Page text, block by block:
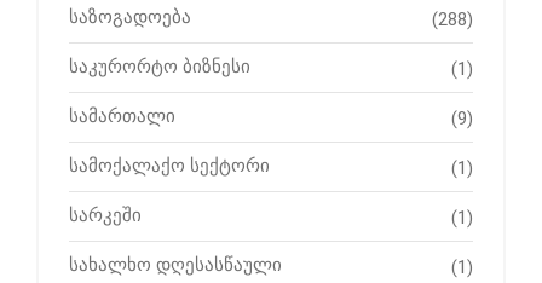
საზოგადოება (288)
საკურორტო ბიზნესი (1)
სამართალი (9)
სამოქალაქო სექტორი (1)
სარკეში (1)
სახალხო დღესასწაული (1)